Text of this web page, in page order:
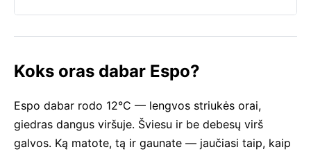
Koks oras dabar Espo?
Espo dabar rodo 12°C — lengvos striukės orai,
giedras dangus viršuje. Šviesu ir be debesų virš
galvos. Ką matote, tą ir gaunate — jaučiasi taip, kaip